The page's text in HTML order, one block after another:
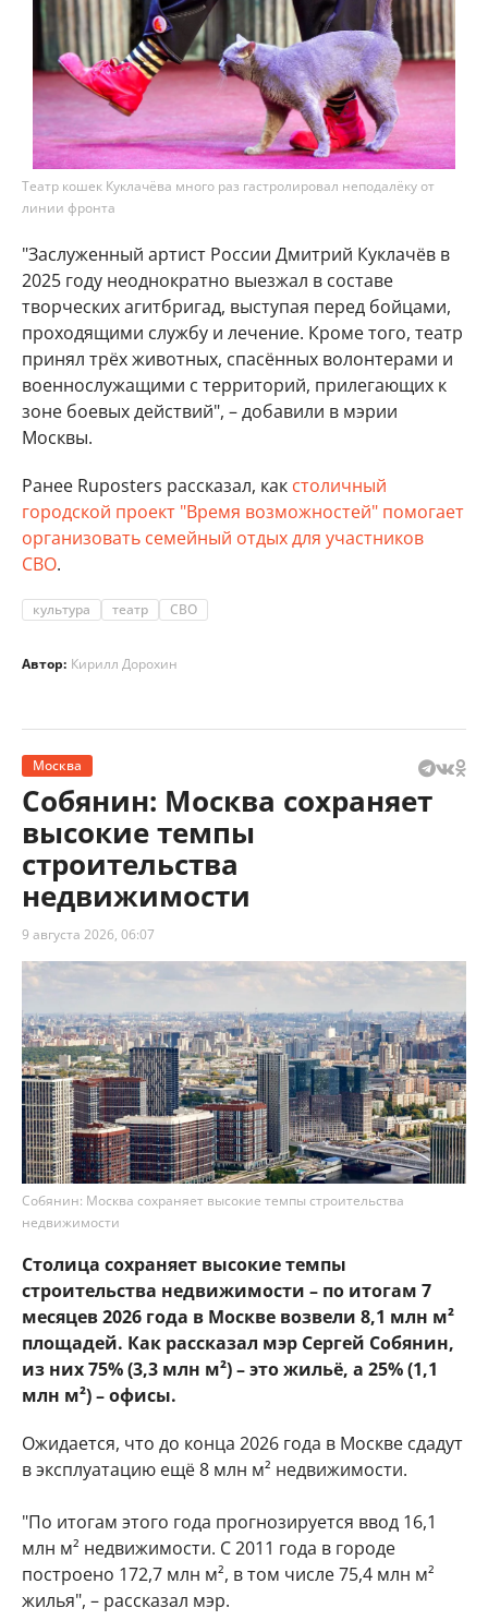
Театр кошек Куклачёва много раз гастролировал неподалёку от
линии фронта
"Заслуженный артист России Дмитрий Куклачёв в
2025 году неоднократно выезжал в составе
творческих агитбригад, выступая перед бойцами,
проходящими службу и лечение. Кроме того, театр
принял трёх животных, спасённых волонтерами и
военнослужащими с территорий, прилегающих к
зоне боевых действий", – добавили в мэрии
Москвы.
Ранее Ruposters рассказал, как столичный
городской проект "Время возможностей" помогает
организовать семейный отдых для участников
СВО.
культура театр СВО
Автор: Кирилл Дорохин
Москва
Собянин: Москва сохраняет
высокие темпы
строительства
недвижимости
9 августа 2026, 06:07
Собянин: Москва сохраняет высокие темпы строительства
недвижимости
Столица сохраняет высокие темпы
строительства недвижимости – по итогам 7
месяцев 2026 года в Москве возвели 8,1 млн м²
площадей. Как рассказал мэр Сергей Собянин,
из них 75% (3,3 млн м²) – это жильё, а 25% (1,1
млн м²) – офисы.
Ожидается, что до конца 2026 года в Москве сдадут
в эксплуатацию ещё 8 млн м² недвижимости.
"По итогам этого года прогнозируется ввод 16,1
млн м² недвижимости. С 2011 года в городе
построено 172,7 млн м², в том числе 75,4 млн м²
жилья", – рассказал мэр.